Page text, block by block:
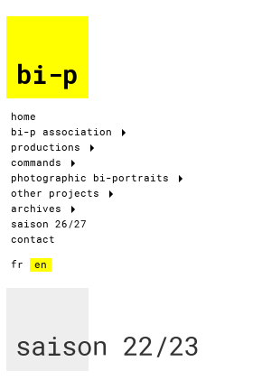
bi-p
home
bi-p association
productions
commands
photographic bi-portraits
other projects
archives
saison 26/27
contact
fr
en
saison 22/23